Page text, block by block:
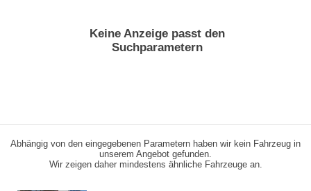
Keine Anzeige passt den
Suchparametern
Abhängig von den eingegebenen Parametern haben wir kein Fahrzeug in
unserem Angebot gefunden.
Wir zeigen daher mindestens ähnliche Fahrzeuge an.